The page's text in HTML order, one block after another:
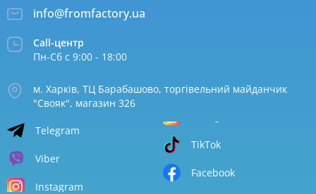
info@fromfactory.ua
Call-центр
Пн-Сб с 9:00 - 18:00
м. Харків, ТЦ Барабашово, торгівельний майданчик
"Свояк", магазин 326
Telegram
Viber
Instagram
TikTok
Facebook